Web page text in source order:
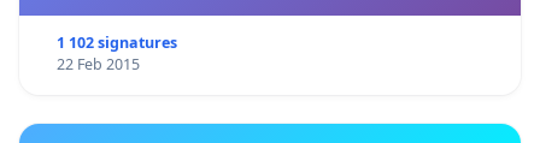
1 102 signatures
22 Feb 2015